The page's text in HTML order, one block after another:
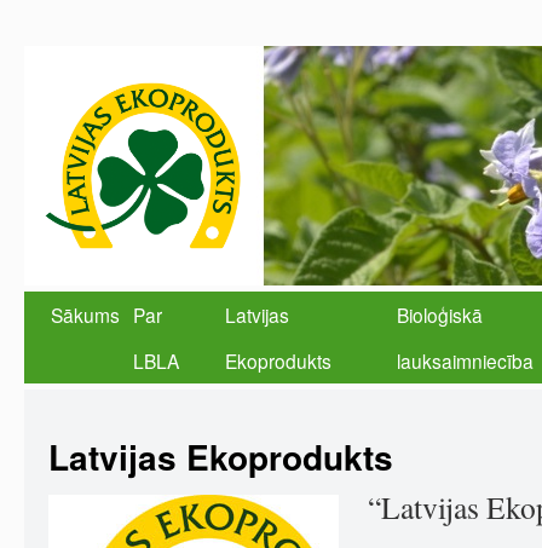
Sākums Par
LBLA
Latvijas
Ekoprodukts
Bioloģiskā
lauksaimniecība
Latvijas Ekoprodukts
“Latvijas